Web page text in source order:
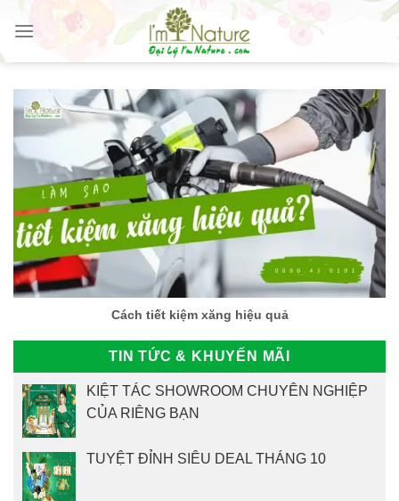
Skip
content
Cách tiết kiệm xăng hiệu quả
TIN TỨC & KHUYẾN MÃI
KIỆT TÁC SHOWROOM CHUYÊN NGHIỆP
CỦA RIÊNG BẠN
TUYỆT ĐỈNH SIÊU DEAL THÁNG 10